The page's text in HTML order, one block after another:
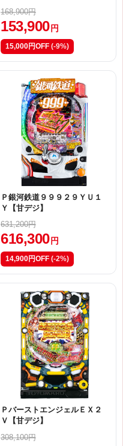
168,900円
153,900 円
15,000円OFF (-9%)
Ｐ銀河鉄道９９９２９ＹＵ１
Ｙ【甘デジ】
631,200円
616,300 円
14,900円OFF (-2%)
ＰバーストエンジェルＥＸ２
Ｖ【甘デジ】
308,100円